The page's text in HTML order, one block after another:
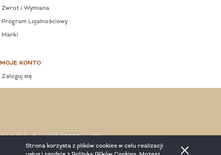
Strona korzysta z plików cookies w celu realizacji
Zwrot i Wymiana
Program Lojalnościowy
Marki
MOJE KONTO
Zaloguj się
COPYRIGHT © 2025 BEBEPLANET.